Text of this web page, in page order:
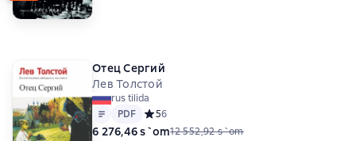
Отец Сергий
Лев Толстой
rus tilida
Matn
PDF
PDF Средний рейтинг 5 на основе 6 оценок
56
6 276,46 s`om12 552,92 s`om